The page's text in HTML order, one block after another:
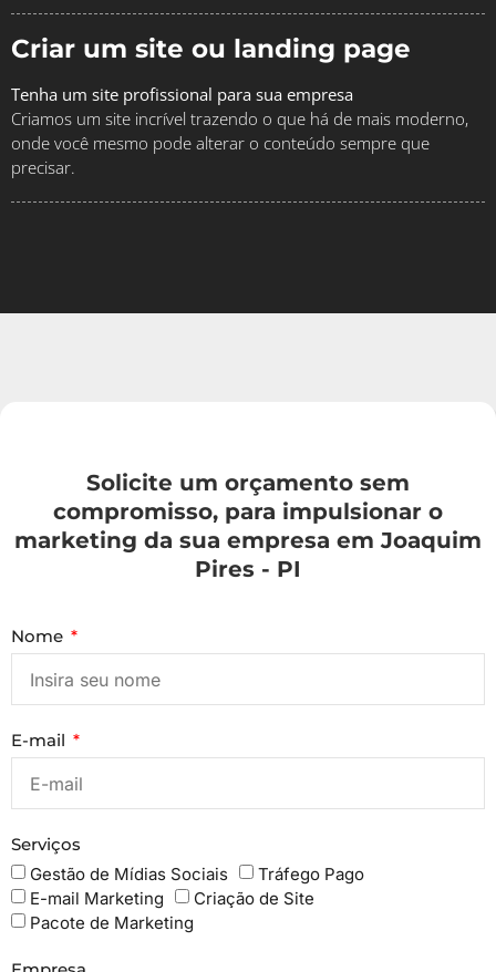
Criar um site ou landing page
Tenha um site profissional para sua empresa
Criamos um site incrível trazendo o que há de mais moderno,
onde você mesmo pode alterar o conteúdo sempre que
precisar.
Solicite um orçamento sem
compromisso, para impulsionar o
marketing da sua empresa em Joaquim
Pires - PI
Nome
E-mail
Serviços
Gestão de Mídias Sociais
Tráfego Pago
E-mail Marketing
Criação de Site
Pacote de Marketing